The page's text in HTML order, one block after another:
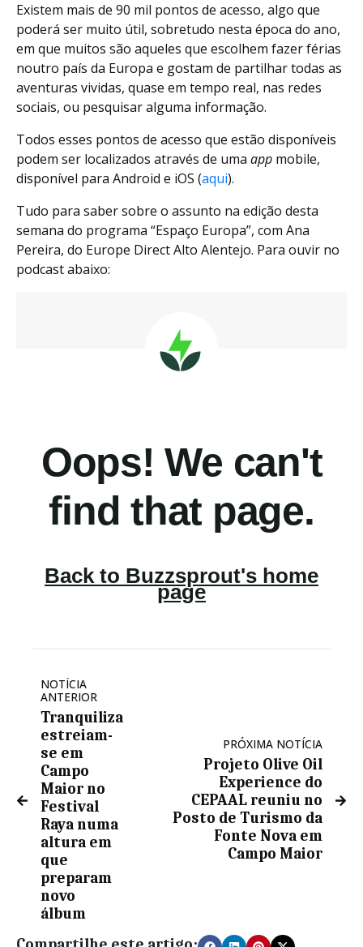
Existem mais de 90 mil pontos de acesso, algo que
poderá ser muito útil, sobretudo nesta época do ano,
em que muitos são aqueles que escolhem fazer férias
noutro país da Europa e gostam de partilhar todas as
aventuras vividas, quase em tempo real, nas redes
sociais, ou pesquisar alguma informação.
Todos esses pontos de acesso que estão disponíveis
podem ser localizados através de uma app mobile,
disponível para Android e iOS (aqui).
Tudo para saber sobre o assunto na edição desta
semana do programa “Espaço Europa”, com Ana
Pereira, do Europe Direct Alto Alentejo. Para ouvir no
podcast abaixo:
NOTÍCIA
ANTERIOR
Tranquiliza
estreiam-
se em
Campo
Maior no
Festival
Raya numa
altura em
que
preparam
novo
álbum
PRÓXIMA NOTÍCIA
Projeto Olive Oil
Experience do
CEPAAL reuniu no
Posto de Turismo da
Fonte Nova em
Campo Maior